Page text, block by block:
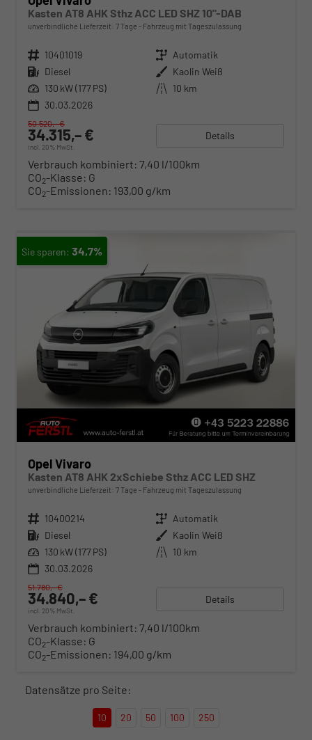
Kasten AT8 AHK Sthz ACC LED SHZ 10"-DAB
unverbindliche Lieferzeit: 7 Tage Fahrzeug mit Tageszulassung
Fahrzeugnr. 10401019 Getriebe Automatik
Kraftstoff Diesel Außenfarbe Kaolin Weiß
Leistung 130 kW (177 PS) Kilometerstand 10 km
30.03.2026
34.315,– €
incl. 20% MwSt.
50.520,– €
Details
Verbrauch kombiniert: 7,40 l/100km
CO2-Klasse: G
CO2-Emissionen: 193,00 g/km
34,7%
Opel Vivaro
Kasten AT8 AHK 2xSchiebe Sthz ACC LED SHZ
unverbindliche Lieferzeit: 7 Tage Fahrzeug mit Tageszulassung
Fahrzeugnr. 10400214 Getriebe Automatik
Kraftstoff Diesel Außenfarbe Kaolin Weiß
Leistung 130 kW (177 PS) Kilometerstand 10 km
30.03.2026
34.840,– €
incl. 20% MwSt.
51.780,– €
Details
Verbrauch kombiniert: 7,40 l/100km
CO2-Klasse: G
CO2-Emissionen: 194,00 g/km
Datensätze pro Seite:
10 20 50 100 250